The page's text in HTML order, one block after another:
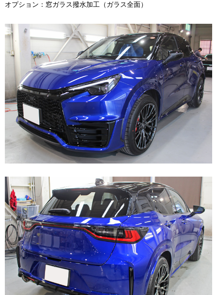
オプション：窓ガラス撥水加工（ガラス全面）